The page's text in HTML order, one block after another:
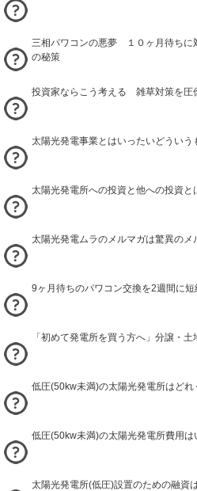
三相パワコンの悪夢 １０ヶ月待ちに
の秘策
投資家ならこう考える 雑草対策を圧
太陽光発電事業とはいったいどうい
太陽光発電所への投資と他への投資と
太陽光発電ムラのメルマガは驚異のメ
9ヶ月待ちのパワコン交換を2週間に
「初めて発電所を買う方へ」分譲・
低圧(50kw未満)の太陽光発電所はどれ
低圧(50kw未満)の太陽光発電所費用は
太陽光発電所(低圧)設置のための融資